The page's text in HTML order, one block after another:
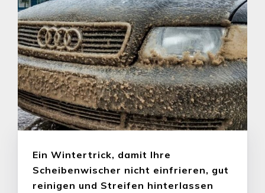
Ein Wintertrick, damit Ihre
Scheibenwischer nicht einfrieren, gut
reinigen und Streifen hinterlassen